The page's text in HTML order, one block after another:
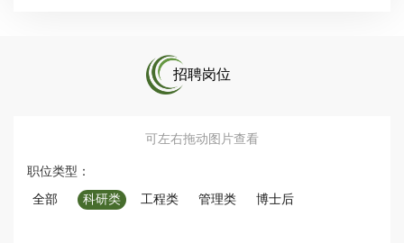
招聘岗位
可左右拖动图片查看
职位类型：
全部 科研类 工程类 管理类 博士后